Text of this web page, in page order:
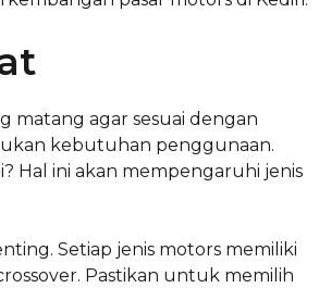
matang agar sesuai dengan
kebutuhan penggunaan.
Hal ini akan mempengaruhi jenis
Setiap jenis motors memiliki
Pastikan untuk memilih